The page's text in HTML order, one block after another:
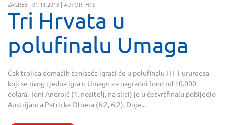
ZAGREB | 01.11.2013 | AUTOR: HTS
Tri Hrvata u
polufinalu Umaga
Čak trojica domaćih tenisača igrati će u polufinalu ITF Furureesa
koji se ovog tjedna igra u Umagu za nagradni fond od 10.000
dolara. Toni Androić (1. nositelj, na slici) je u četvrtfinalu pobijedio
Austrijanca Patricka Ofnera (6:2, 6:2), Duje...